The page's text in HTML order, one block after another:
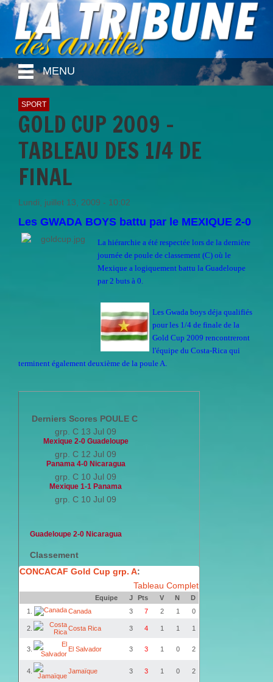
MENU
SPORT
GOLD CUP 2009 -
TABLEAU DES 1/4 DE
FINAL
Lundi, juillet 13, 2009 - 10:02
Les GWADA BOYS battu par le MEXIQUE 2-0
La hiérarchie a été respectée lors de la dernière
journée de poule de classement (C) où le
Mexique a logiquement battu la Guadeloupe
par 2 buts à 0.
Les Gwada boys déja qualifiés
pour les 1/4 de finale de la
Gold Cup 2009 rencontreront
l'équipe du Costa-Rica qui
terminent également deuxième de la poule A
Derniers Scores POULE C
grp. C 13 Jul 09
Mexique 2-0 Guadeloupe
grp. C 12 Jul 09
Panama 4-0 Nicaragua
grp. C 10 Jul 09
Mexique 1-1 Panama
grp. C 10 Jul 09
Guadeloupe 2-0 Nicaragua
Classement
CONCACAF Gold Cup grp. A:
Tableau Complet
Equipe J Pts V N
D
1.
Canada 3 7 2 1 0
2. Costa Rica 3 4 1 1 1
3. El Salvador 3 3 1 0 2
4. Jamaïque 3 3 1 0 2